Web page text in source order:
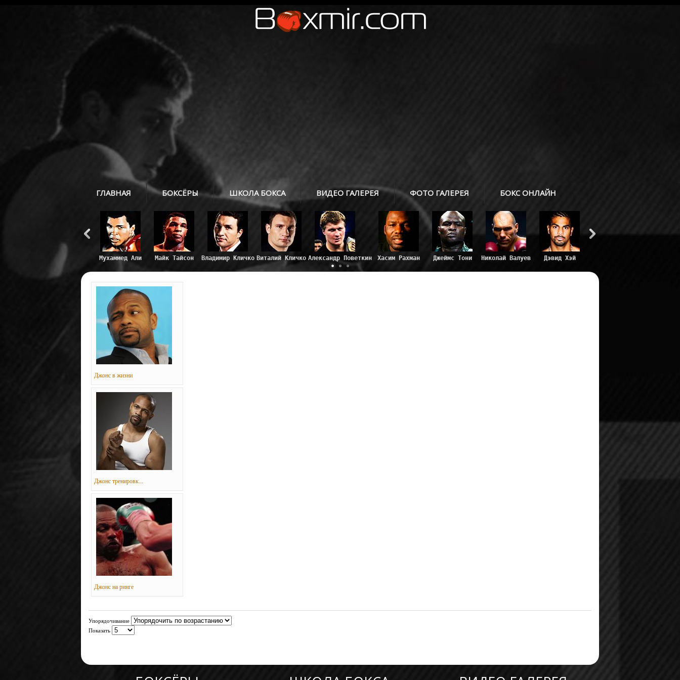
ГЛАВНАЯ БОКСЁРЫ ШКОЛА БОКСА ВИДЕО ГАЛЕРЕЯ ФОТО ГАЛЕРЕЯ БОКС ОНЛАЙН
Мухаммед Али Майк Тайсон Владимир Кличко Виталий Кличко Александр Поветкин Хасим Рахман Джеймс Тони Николай Валуев Дэвид Хэй
Джонс в жизни
Джонс тренировк...
Джонс на ринге
Упорядочивание
Показать